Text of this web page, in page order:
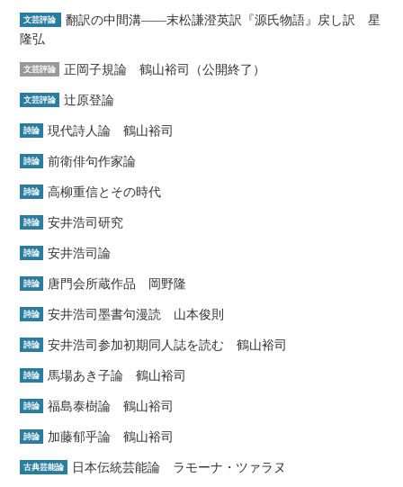
文芸評論
翻訳の中間溝――末松謙澄英訳『源氏物語』戻し訳 星
隆弘
文芸評論 正岡子規論 鶴山裕司（公開終了）
文芸評論 辻原登論
詩論 現代詩人論 鶴山裕司
詩論 前衛俳句作家論
詩論 高柳重信とその時代
詩論 安井浩司研究
詩論 安井浩司論
詩論 唐門会所蔵作品 岡野隆
詩論 安井浩司墨書句漫読 山本俊則
詩論 安井浩司参加初期同人誌を読む 鶴山裕司
詩論 馬場あき子論 鶴山裕司
詩論 福島泰樹論 鶴山裕司
詩論 加藤郁乎論 鶴山裕司
古典芸能論 日本伝統芸能論 ラモーナ・ツァラヌ